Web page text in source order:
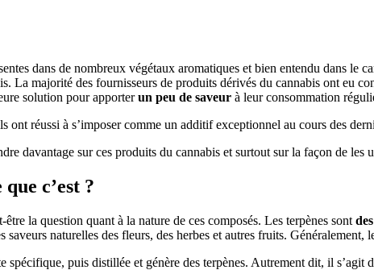
dans de nombreux végétaux aromatiques et bien entendu dans le
La majorité des fournisseurs de produits dérivés du cannabis ont eu
solution pour apporterun peu de saveur à leur consommation
réussi à s’imposer comme un additif exceptionnel au cours des
davantage sur ces produits du cannabis et surtout sur la façon de les
c’est ?
être la question quant à la nature de ces composés. Les terpènes sont
naturelles des fleurs, des herbes et autres fruits.
spécifique, puis distillée et génère des terpènes. Autrement dit, il